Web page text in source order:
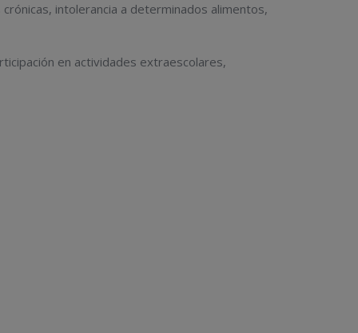
intolerancia a determinados alimentos,
en actividades extraescolares,